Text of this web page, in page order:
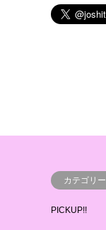
カテゴリー
PICKUP!!